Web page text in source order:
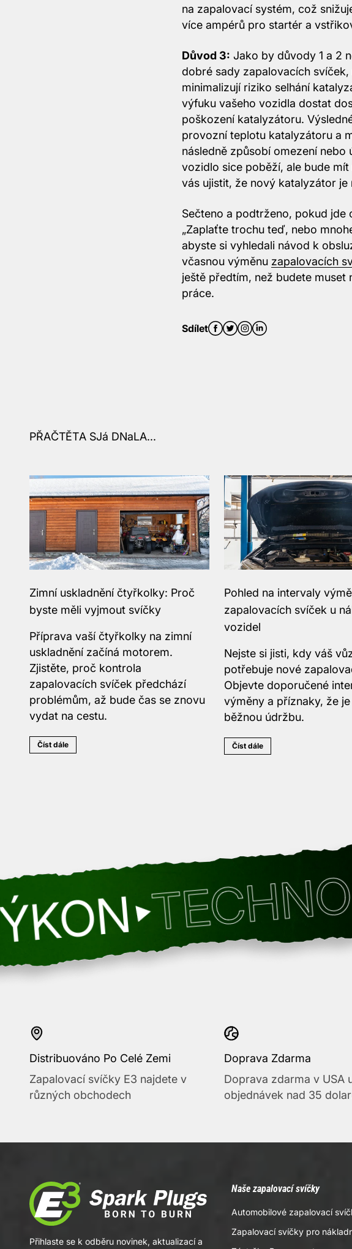
na zapalovací systém, což
více ampérů pro startér a
Důvod 3: Jako by důvody 1 a 2
dobré sady zapalovacích
minimalizují riziko selhání
výfuku vašeho vozidla dostat
poškození katalyzátoru.
provozní teplotu katalyzátoru a
následně způsobí omezení
vozidlo sice poběží, ale bude
vás ujistit, že nový katalyzátor
Sečteno a podtrženo, pokud jde
„Zaplaťte trochu teď, nebo
abyste si vyhledali návod k
včasnou výměnu zapalovacích
ještě předtím, než budete
práce.
Sdílet
Zimní uskladnění čtyřkolky: Proč
byste měli vyjmout svíčky
Příprava vaší čtyřkolky na zimní
uskladnění začíná motorem.
Zjistěte, proč kontrola
zapalovacích svíček předchází
problémům, až bude čas se znovu
vydat na cestu.
Číst dále
Pohled na intervaly
zapalovacích svíček u
vozidel
Nejste si jisti, kdy váš
potřebuje nové
Objevte doporučené
výměny a příznaky, že je
běžnou údržbu.
Číst dále
Distribuováno Po Celé Zemi
Zapalovací svíčky E3 najdete v
různých obchodech
Doprava Zdarma
Doprava zdarma v USA
objednávek nad 35
Přihlaste se k odběru novinek, aktualizací a
Naše zapalovací svíčky
Automobilové zapalovací
Zapalovací svíčky pro